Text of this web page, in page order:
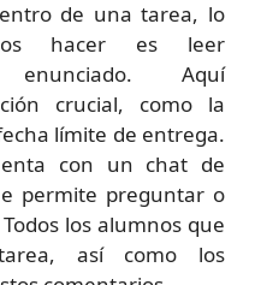
de una tarea, lo
hacer es leer
Aquí
crucial, como la
límite de entrega.
con un chat de
permite preguntar o
los alumnos que
así como los